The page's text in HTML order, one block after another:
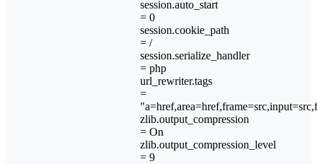
session.auto_start
= 0
session.cookie_path
= /
session.serialize_handler
= php
url_rewriter.tags
=
zlib.output_compression
= On
zlib.output_compression_level
= 9